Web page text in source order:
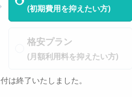
(初期費用を抑えたい方)
格安プラン
(月額利用料を抑えたい方)
は終了いたしました。